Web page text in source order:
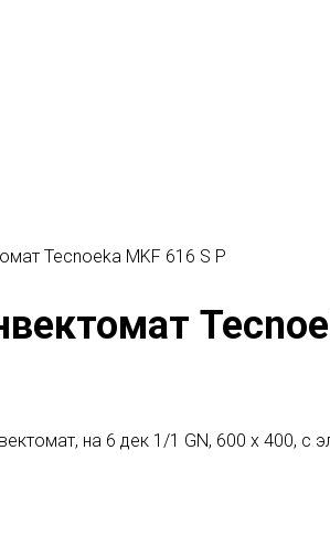
Tecnoeka MKF 616 S P
на 6 дек 1/1 GN, 600 х 400, с